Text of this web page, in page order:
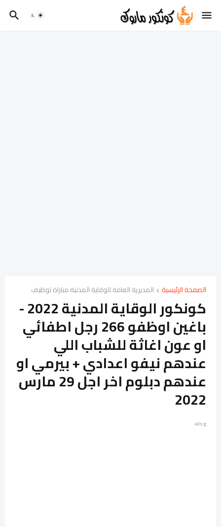
الصفحة الرئيسية المديرية العامة للوقاية المدنية مباراة توظيف
كونكور الوقاية المدنية 2022 -
باغين اوظفو 266 رجل اطفائي
او عون اغاثة للشباب اللي
عندهم نيفو اعدادي + بيرمي او
عندهم دبلوم اخر اجل 29 مارس
2022
ads g